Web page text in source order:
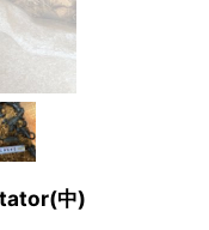
中)